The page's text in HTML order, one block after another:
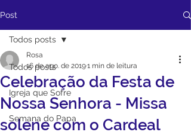
Post
Todos posts
Igreja que Sofre
Semana do Papa
Todos posts
Celebração da Festa de
Nossa Senhora - Missa
solene com o Cardeal
Rosa
16 de ago. de 20191 min de leitura